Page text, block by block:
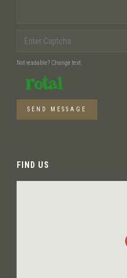
Not readable? Change text.
SEND MESSAGE
FIND US